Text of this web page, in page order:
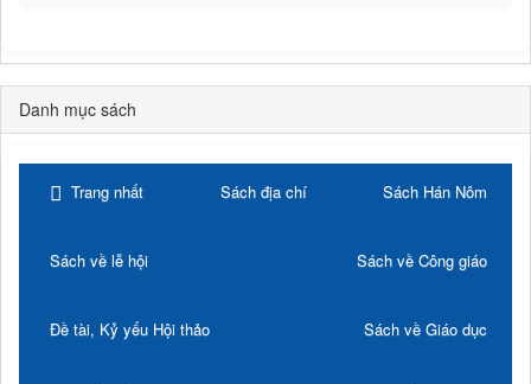
Danh mục sách
Trang nhất Sách địa chí Sách Hán Nôm
Sách về lễ hội Sách về Công giáo
Đề tài, Kỷ yếu Hội thảo Sách về Giáo dục